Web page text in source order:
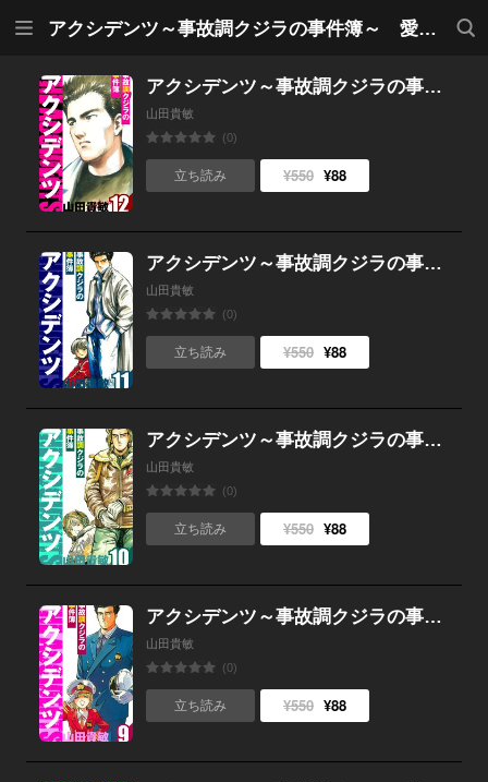
アクシデンツ～事故調クジラの事件簿～ 愛蔵版
検索
アクシデンツ～事故調クジラの事件簿～ 愛蔵版 12
山田貴敏
(0)
立ち読み ¥550 ¥88
アクシデンツ～事故調クジラの事件簿～ 愛蔵版 11
山田貴敏
(0)
立ち読み ¥550 ¥88
アクシデンツ～事故調クジラの事件簿～ 愛蔵版 10
山田貴敏
(0)
立ち読み ¥550 ¥88
アクシデンツ～事故調クジラの事件簿～ 愛蔵版 9
山田貴敏
(0)
立ち読み ¥550 ¥88